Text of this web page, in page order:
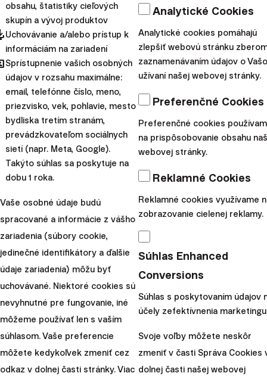
Ďalšími podobnými produktmi sú naše krátkodobé
portfóliáBystrý vklad Peňaženka . Klientom v nich
účtujeme znížený poplatok len 0,5 % ročne vrátane
DPH.
K rozdielu medzi cenníkovým a skutočným poplatkom
tiež prispievajú portfóliá klientov bývalého robo-poradcu
ETFmatic, ktorých sme prevzali akvizíciou začiatkom
roka 2024.
Spravte svoje investovanie
ešte výhodnejším!
Či už ste klientmi Finaxu alebo máte svoje prvé kroky do
sveta investovania pred sebou, tento mesiac môžete
zhodnocovať svoje úspory ešte efektívnejšie.
Akcia na vklady zadarmo platí do konca júna.Túto
zľavu viete tradične kombinovať s ostatnými zľavami
ponúkanými Finaxom. Viac sa o nej dozviete vblogua
obsahu, štatistiky cieľových
skupín a vývoj produktov
Uchovávanie a/alebo prístup k
informáciám na zariadení
Sprístupnenie vašich osobných
údajov v rozsahu maximálne:
email, telefónne číslo, meno,
priezvisko, vek, pohlavie, mesto
bydliska tretím stranám,
prevádzkovateľom sociálnych
sietí (napr. Meta, Google).
Takýto súhlas sa poskytuje na
dobu 1 roka.
Vaše osobné údaje budú
spracované a informácie z vášho
zariadenia (súbory cookie,
jedinečné identifikátory a ďalšie
údaje zariadenia) môžu byť
uchovávané. Niektoré cookies sú
nevyhnutné pre fungovanie, iné
môžeme používať len s vaším
súhlasom. Vaše preferencie
môžete kedykoľvek zmeniť cez
odkaz v dolnej časti stránky. Viac
Analytické Cookies
Analytické cookies pomáhajú
zlepšiť webovú stránku
zaznamenávaním údajov o
užívaní našej webovej stránky.
Preferenčné Cookies
Preferenčné cookies
na prispôsobovanie obsahu
webovej stránky.
Reklamné Cookies
Reklamné cookies využívame
zobrazovanie cielenej reklamy.
Súhlas Enhanced
Conversions
Súhlas s poskytovaním údajov
účely zefektívnenia
Svoje voľby môžete neskôr
zmeniť v časti Správa Cookies
dolnej časti našej webovej